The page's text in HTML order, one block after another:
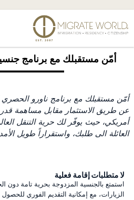
أمّن مستقبلك مع برنامج
أمّن مستقبلك مع برنامج ناورو
أمريكي، حيث يوفّر لك حرية التنقل
العائلة الى طلبك، واستقراراً طويل
لا متطلبات إقامة فعلية
استمتع بالجنسية المزدوجة بحرية تامة دون
الزيارات، مع إمكانية التقديم الفوري